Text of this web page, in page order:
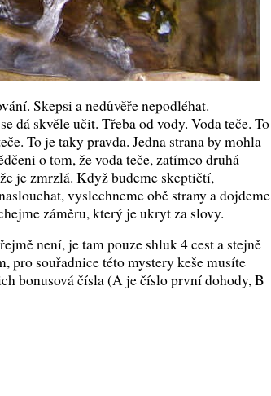
Skepsi a nedůvěře nepodléhat.
dá skvěle učit. Třeba od vody. Voda teče. To
To je taky pravda. Jedna strana by mohla
o tom, že voda teče, zatímco druhá
je zmrzlá. Když budeme skeptičtí,
vyslechneme obě strany a dojdeme
záměru, který je ukryt za slovy.
není, je tam pouze shluk 4 cest a stejně
pro souřadnice této mystery keše musíte
bonusová čísla (A je číslo první dohody, B